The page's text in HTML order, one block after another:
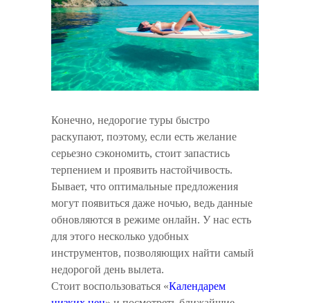
Конечно, недорогие туры быстро
раскупают, поэтому, если есть желание
серьезно сэкономить, стоит запастись
терпением и проявить настойчивость.
Бывает, что оптимальные предложения
могут появиться даже ночью, ведь данные
обновляются в режиме онлайн. У нас есть
для этого несколько удобных
инструментов, позволяющих найти самый
недорогой день вылета.
Стоит воспользоваться «Календарем